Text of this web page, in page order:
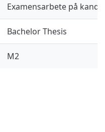
Examensarbete på
Bachelor Thesis
M2